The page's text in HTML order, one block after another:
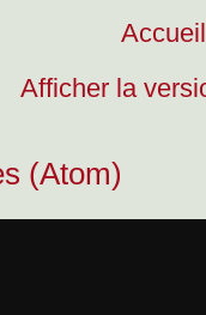
Accueil
Afficher la
(Atom)